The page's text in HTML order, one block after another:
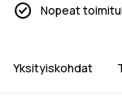
Nopeat
Yksityiskohdat